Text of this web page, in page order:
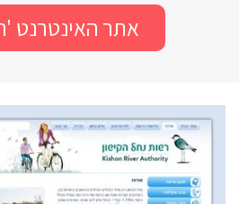
אתר האינטרנט